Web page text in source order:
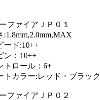
ファイアＪＰ０１
:1.8mm,2.0mm,MAX
ード:10++
ン：10++
トロール：6+
トカラー:レッド・ブラック
ファイアＪＰ０２